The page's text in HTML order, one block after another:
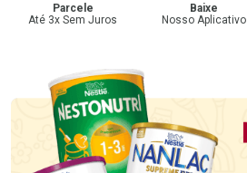
Parcele
Até 3x Sem Juros
Baixe
Nosso Aplicativo